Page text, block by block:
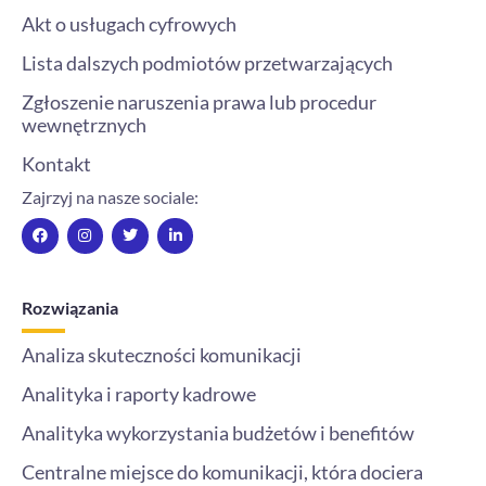
Akt o usługach cyfrowych
Lista dalszych podmiotów przetwarzających
Zgłoszenie naruszenia prawa lub procedur
wewnętrznych
Kontakt
Zajrzyj na nasze sociale:
F
a
c
o
k
I
n
s
r
T
w
i
L
i
n
-
i
Rozwiązania
Analiza skuteczności komunikacji
Analityka i raporty kadrowe
Analityka wykorzystania budżetów i benefitów
Centralne miejsce do komunikacji, która dociera